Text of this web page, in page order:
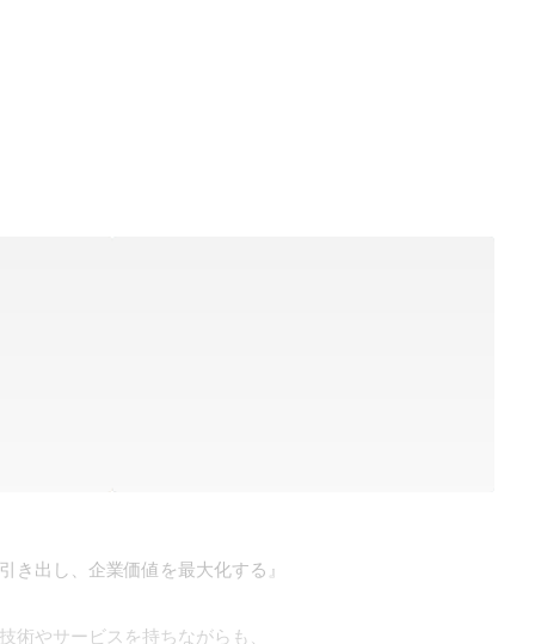
き出し、企業価値を最大化する』
術やサービスを持ちながらも、